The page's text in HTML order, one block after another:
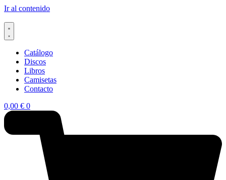
Ir al contenido
Catálogo
Discos
Libros
Camisetas
Contacto
0,00 € 0